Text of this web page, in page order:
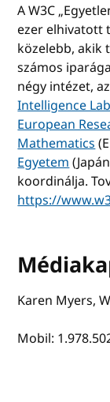
A W3C
ezer elhivatott
közelebb, akik
számos
négy intézet,
Intelligence
European
Mathematics
Egyetem
koordinálja.
https://
Karen Myers,
Mobil: